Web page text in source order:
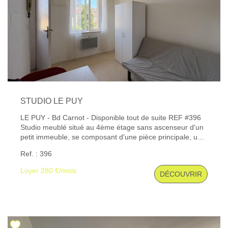
STUDIO LE PUY
LE PUY - Bd Carnot - Disponible tout de suite REF #396
Studio meublé situé au 4ème étage sans ascenseur d'un
petit immeuble, se composant d'une pièce principale, un
électrique. Charges comprises : eau, électricité,
chauffage. Les informations sur les risques auxquels ce
bien est exposé sont disponibles sur le site Géorisques :
Ref. : 396
Loyer 280 €/mois DÉCOUVRIR